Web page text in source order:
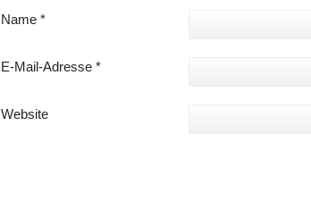
Name *
E-Mail-Adresse *
Website